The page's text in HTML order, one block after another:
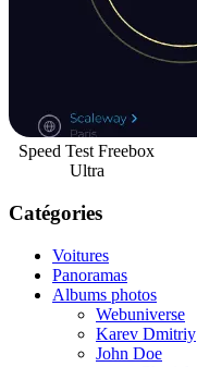
Speed Test Freebox
Ultra
Catégories
Voitures
Panoramas
Albums photos
Webuniverse
Karev Dmitriy
John Doe